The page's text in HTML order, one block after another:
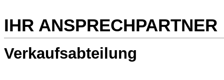
IHR ANSPRECHPARTNER
Verkaufsabteilung